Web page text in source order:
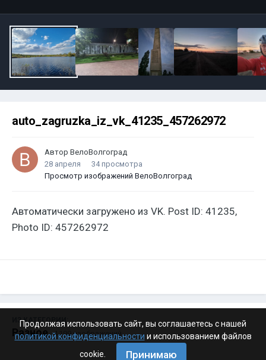
auto_zagruzka_iz_vk_41235_457262972
Автор ВелоВолгоград
28 апреля
34 просмотра
Просмотр изображений ВелоВолгоград
Автоматически загружено из VK. Post ID: 41235,
Photo ID: 457262972
ИЗ КАТЕГОРИИ:
Разное · 4 199 изображений
Продолжая использовать сайт, вы соглашаетесь с нашей
политикой конфиденциальности и использованием файлов
cookie.
Принимаю